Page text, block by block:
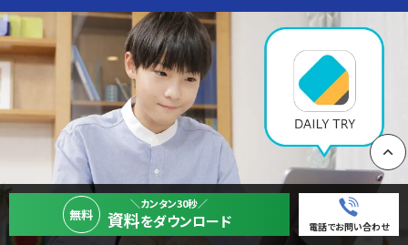
無料
＼カンタン30秒／
資料をダウンロード 電話でお問い合わせ